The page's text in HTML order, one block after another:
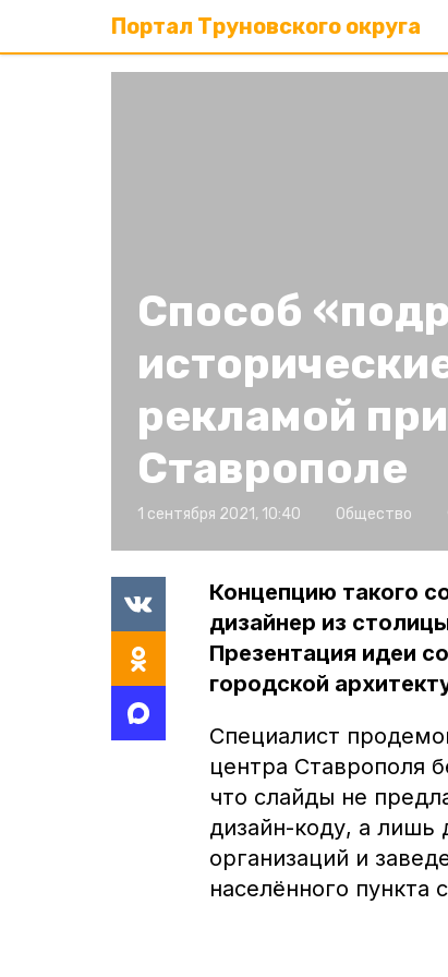
Портал Труновского округа
Способ
рекламой
Ставрополе
1 сентября 2021, 10:40 Общество
Концепцию такого
дизайнер из
Презентация идеи
городской
Специалист
центра Ставрополя
что слайды не
дизайн-коду, а лишь
организаций и
населённого пункта